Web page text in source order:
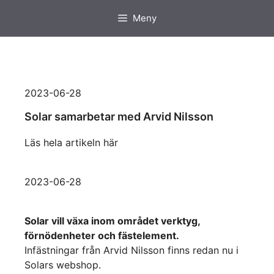
innehåll
Meny
2023-06-28
Solar samarbetar med Arvid Nilsson
Läs hela artikeln här
2023-06-28
Solar vill växa inom området verktyg,
förnödenheter och fästelement.
Infästningar från Arvid Nilsson finns redan nu i
Solars webshop.